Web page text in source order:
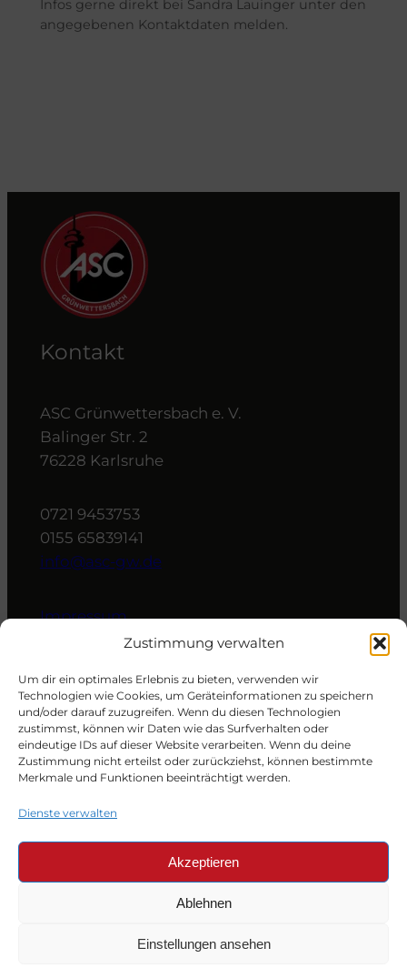
Zustimmung verwalten
Um dir ein optimales Erlebnis zu bieten, verwenden wir
Technologien wie Cookies, um Geräteinformationen zu speichern
und/oder darauf zuzugreifen. Wenn du diesen Technologien
zustimmst, können wir Daten wie das Surfverhalten oder
eindeutige IDs auf dieser Website verarbeiten. Wenn du deine
Zustimmung nicht erteilst oder zurückziehst, können bestimmte
Merkmale und Funktionen beeinträchtigt werden.
Dienste verwalten
Akzeptieren
Ablehnen
Einstellungen ansehen
Infos gerne direkt bei Sandra Lauinger unter den
angegebenen Kontaktdaten melden.
Kontakt
ASC Grünwettersbach e. V.
Balinger Str. 2
76228 Karlsruhe
0721 9453753
0155 65839141
info@asc-gw.de
Impressum
Datenschutzerklärung
Öffnungszeiten der
Geschäftsstelle
Dienstag & Donnerstag von 9 bis 12 Uhr.
Folgt uns auf:
Facebook Instagram